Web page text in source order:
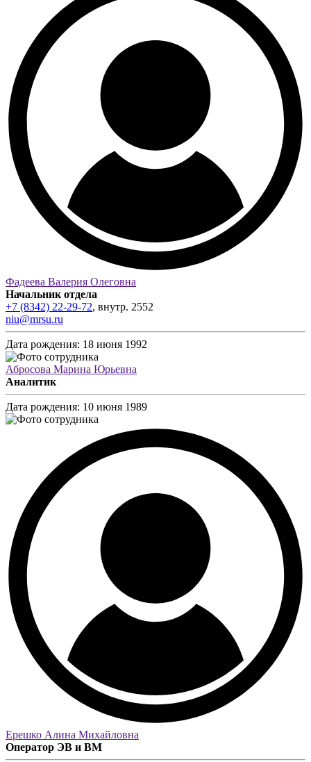
Фадеева Валерия Олеговна
Начальник отдела
+7 (8342) 22-29-72, внутр. 2552
niu@mrsu.ru
Дата рождения: 18 июня 1992
Абросова Марина Юрьевна
Аналитик
Дата рождения: 10 июня 1989
Ерешко Алина Михайловна
Оператор ЭВ и ВМ